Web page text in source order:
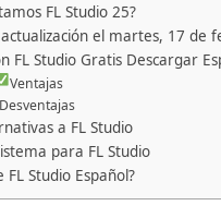
FL Studio 25?
el martes, 17 de
FL Studio Gratis Descargar
Ventajas
Desventajas
a FL Studio
para FL Studio
Studio Español?